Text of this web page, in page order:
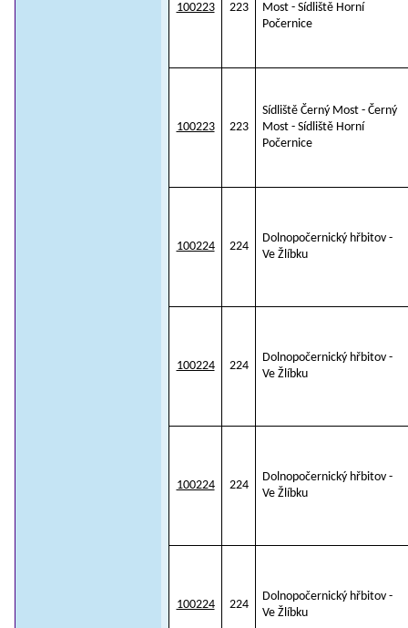
100223 223
Most - Sídliště Horní
Počernice
100223 223
Sídliště Černý Most - Černý
Most - Sídliště Horní
Počernice
100224 224
Dolnopočernický hřbitov -
Ve Žlíbku
100224 224
Dolnopočernický hřbitov -
Ve Žlíbku
100224 224
Dolnopočernický hřbitov -
Ve Žlíbku
100224 224
Dolnopočernický hřbitov -
Ve Žlíbku